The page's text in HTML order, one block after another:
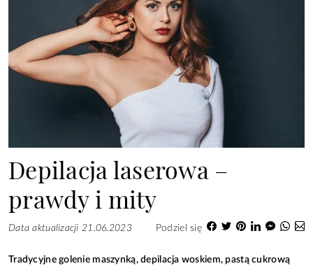
Depilacja laserowa –
prawdy i mity
Data aktualizacji 21.06.2023 Podziel się
Tradycyjne golenie maszynką, depilacja woskiem, pastą cukrową